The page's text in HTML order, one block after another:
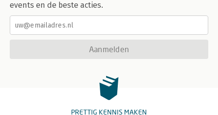
events en de beste acties.
Aanmelden
PRETTIG KENNIS MAKEN